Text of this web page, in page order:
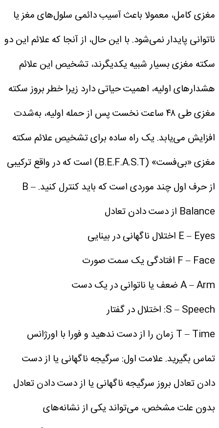
مغزی کامل، معمولا باعث آسیب دائمی سلول‌های مغز یا
ناتوانی پایدار نمی‌شود. با این حال، از آنجا که علائم این دو
سکته مغزی بسیار شبیه یکدیگرند، تشخیص این علائم
هشدارهای اولیه، اهمیت حیاتی دارد زیرا خطر بروز سکته
مغزی طی ۴۸ ساعت نخست پس از حمله اولیه، به‌شدت
افزایش می‌یابد.یک راه ساده برای تشخیص علائم سکته
مغزی «بی‌فست» (B.E.F.A.S.T) است که در واقع ترکیبی
از حرف اول چند موردی است که باید کنترل کنید.B –
Balance از دست دادن تعادل
E – Eyes اختلال ناگهانی در بینایی
F – Face افتادگی یک سمت صورت
A – Arm ضعف یا ناتوانی در یک دست
S – Speech: اختلال در گفتار
T – Time زمان را از دست ندهید و فورا با اورژانس
تماس بگیرید. علامت اول: سرگیجه ناگهانی یا از دست
دادن تعادل بروز سرگیجه ناگهانی یا از دست دادن تعادل
بدون علت مشخص، می‌تواند یکی از نشانه‌های